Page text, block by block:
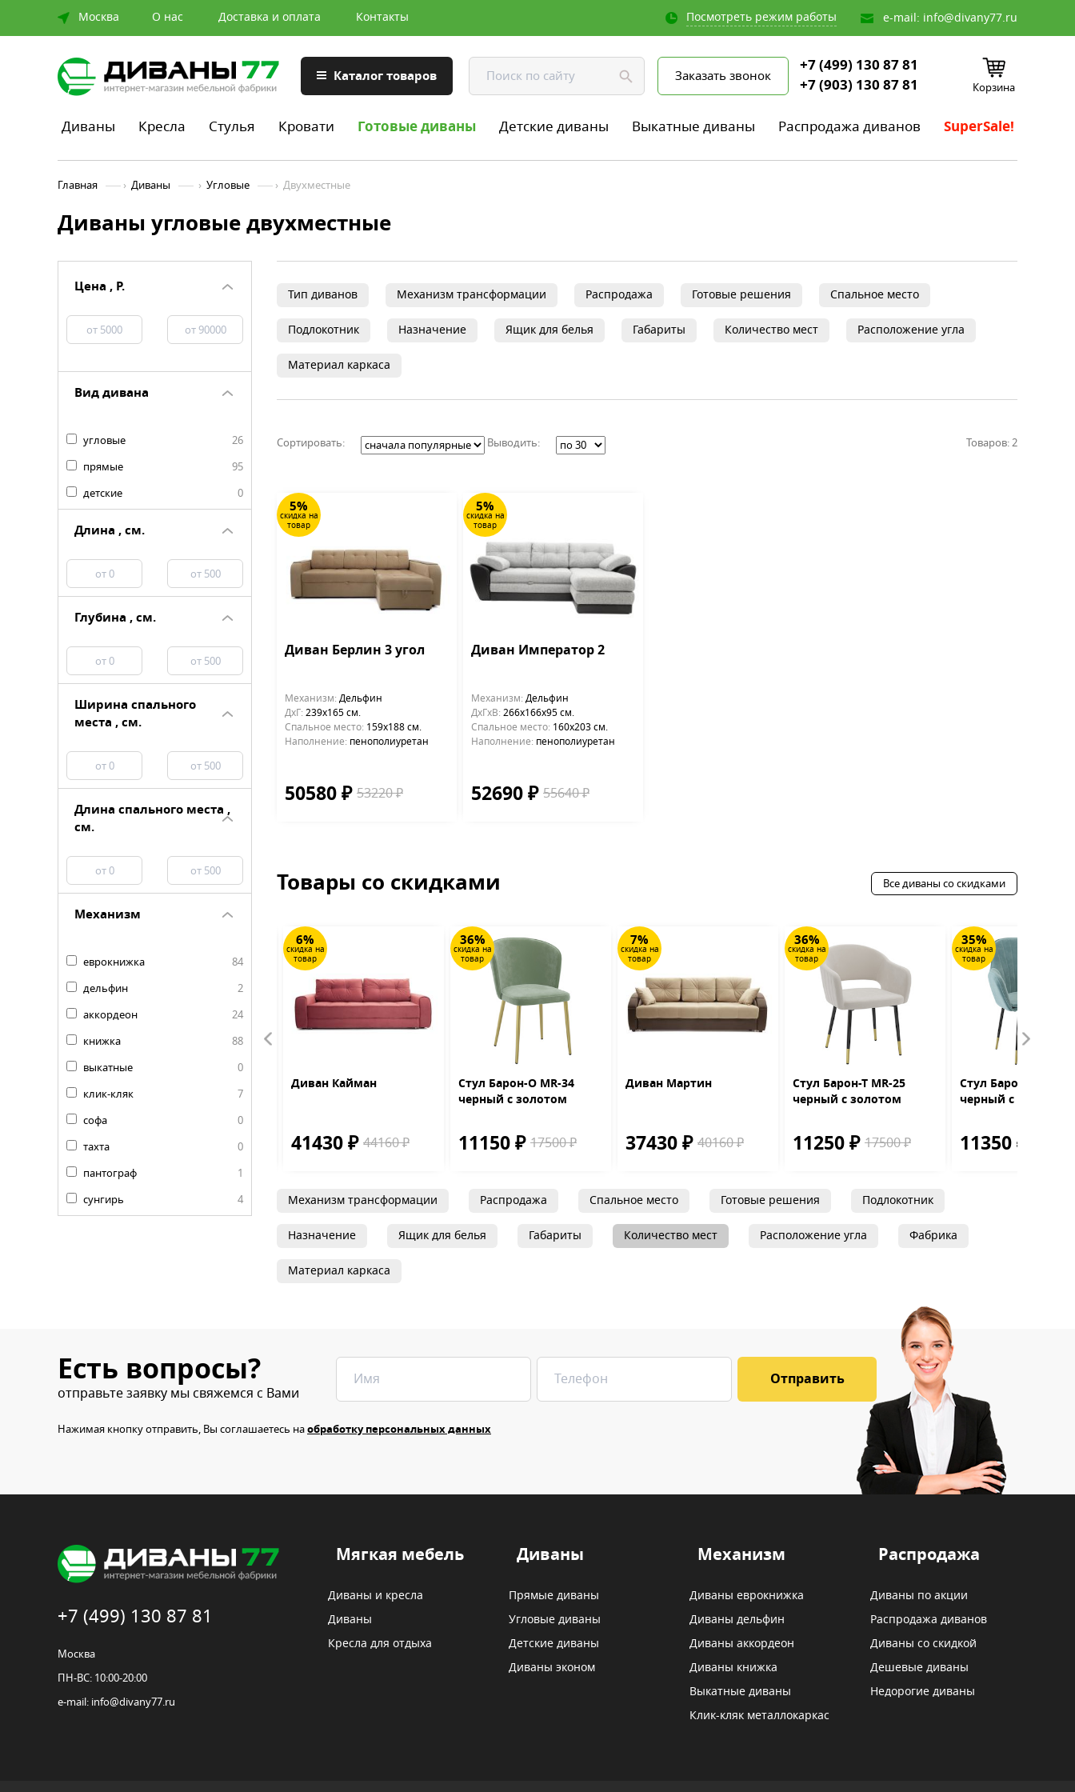
Москва О нас Доставка и оплата Контакты e-mail: info@divany77.ru
Посмотреть режим работы
Каталог товаров Заказать звонок
+7 (499) 130 87 81
+7 (903) 130 87 81
Корзина
Диваны Кресла Стулья Кровати Готовые диваны Детские диваны Выкатные диваны Распродажа диванов SuperSale!
Главная › Диваны › Угловые › Двухместные
Диваны угловые двухместные
Цена , Р.
Вид дивана
угловые
26
прямые
95
детские
0
Длина , см.
Глубина , см.
Ширина спального
места , см.
Длина спального места ,
см.
Механизм
еврокнижка
84
дельфин
2
аккордеон
24
книжка
88
выкатные
0
клик-кляк
7
софа
0
тахта
0
пантограф
1
сунгирь
4
Тип диванов Механизм трансформации Распродажа Готовые решения Спальное место
Подлокотник Назначение Ящик для белья Габариты Количество мест Расположение угла
Материал каркаса
Сортировать: Выводить: Товаров: 2
5%
скидка на
товар
Диван Берлин 3 угол
Механизм: Дельфин
ДхГ: 239х165 см.
Cпальное место: 159х188 см.
Наполнение: пенополиуретан
50580 ₽ 53220 ₽
5%
скидка на
товар
Диван Император 2
Механизм: Дельфин
ДхГхВ: 266х166x95 см.
Cпальное место: 160х203 см.
Наполнение: пенополиуретан
52690 ₽ 55640 ₽
Товары со скидками Все диваны со скидками
Ф MR-11
серебром
17500 ₽
товар
38690 ₽
6%
скидка на
товар
Диван Кайман
41430 ₽ 44160 ₽
36%
скидка на
товар
Стул Барон-О MR-34
черный с золотом
11150 ₽ 17500 ₽
7%
скидка на
товар
Диван Мартин
37430 ₽ 40160 ₽
36%
скидка на
товар
Стул Барон-Т MR-25
черный с золотом
11250 ₽ 17500 ₽
35%
скидка на
товар
Стул Барон-Ф MR-
черный с золотом
11350 ₽
Механизм трансформации Распродажа Спальное место Готовые решения Подлокотник
Назначение Ящик для белья Габариты Количество мест Расположение угла Фабрика
Материал каркаса
Есть вопросы?
отправьте заявку мы свяжемся с Вами
Нажимая кнопку отправить, Вы соглашаетесь наобработку персональных данных
+7 (499) 130 87 81
Москва
ПН-ВС: 10:00-20:00
e-mail: info@divany77.ru
Мягкая мебель
Диваны и кресла
Диваны
Кресла для отдыха
Диваны
Прямые диваны
Угловые диваны
Детские диваны
Диваны эконом
Механизм
Диваны еврокнижка
Диваны дельфин
Диваны аккордеон
Диваны книжка
Выкатные диваны
Клик-кляк металлокаркас
Распродажа
Диваны по акции
Распродажа диванов
Диваны со скидкой
Дешевые диваны
Недорогие диваны